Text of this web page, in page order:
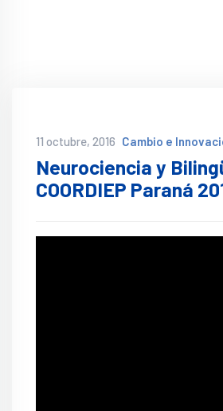
11 octubre, 2016 Cambio e
Neurociencia y
COORDIEP Paraná